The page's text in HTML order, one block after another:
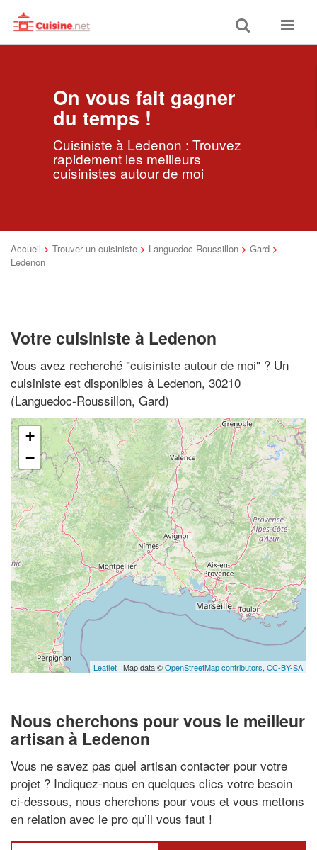
Toggle
search
Toggle
On vous fait gagner
du temps !
Cuisiniste à Ledenon : Trouvez
rapidement les meilleurs
cuisinistes autour de moi
Accueil > Trouver un cuisiniste > Languedoc-Roussillon > Gard >
Ledenon
Votre cuisiniste à Ledenon
Vous avez recherché "cuisiniste autour de moi" ? Un
cuisiniste est disponibles à Ledenon, 30210
(Languedoc-Roussillon, Gard)
+
−
Leaflet | Map data ©OpenStreetMap contributors, CC-BY-SA
Nous cherchons pour vous le meilleur
artisan à Ledenon
Vous ne savez pas quel artisan contacter pour votre
projet ? Indiquez-nous en quelques clics votre besoin
ci-dessous, nous cherchons pour vous et vous mettons
en relation avec le pro qu’il vous faut !